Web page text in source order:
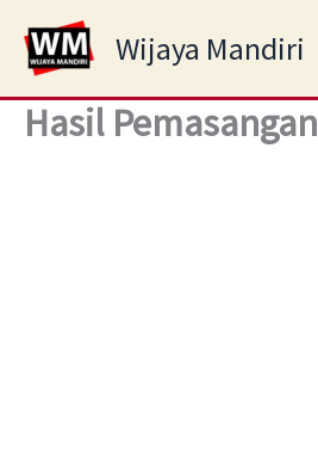
content
Wijaya Mandiri
Hasil Pemasangan